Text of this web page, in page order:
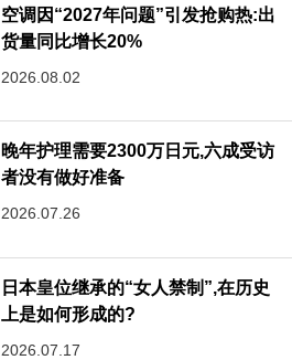
空调因“2027年问题”引发抢购热:出
货量同比增长20%
2026.08.02
晚年护理需要2300万日元,六成受访
者没有做好准备
2026.07.26
日本皇位继承的“女人禁制”,在历史
上是如何形成的?
2026.07.17